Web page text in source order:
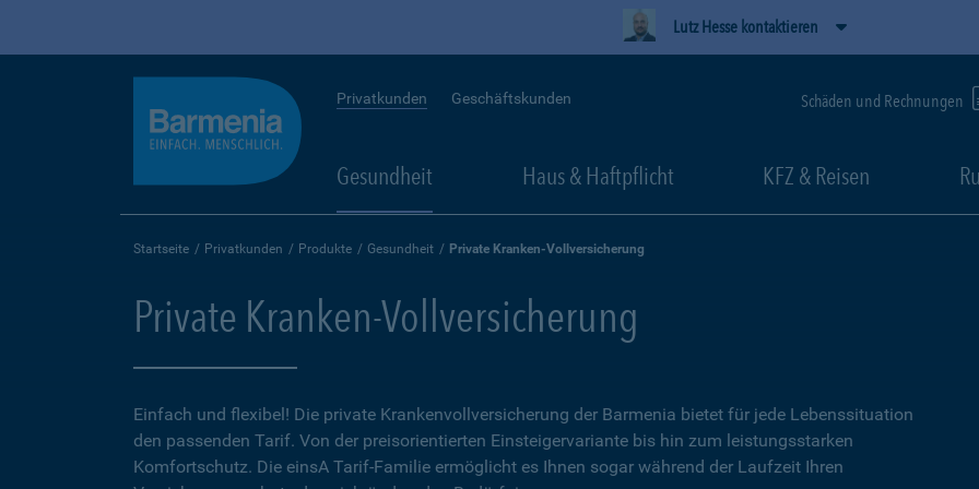
Lutz Hesse kontaktieren
Privatkunden Geschäftskunden Schäden und Rechnungen
Gesundheit Haus & Haftpflicht KFZ & Reisen
Startseite Privatkunden Produkte Gesundheit Private Kranken-Vollversicherung
Private Kranken-Vollversicherung
Einfach und flexibel! Die private Krankenvollversicherung der Barmenia bietet für jede Lebenssituation
den passenden Tarif. Von der preisorientierten Einsteigervariante bis hin zum leistungsstarken
Komfortschutz. Die einsA Tarif-Familie ermöglicht es Ihnen sogar während der Laufzeit Ihren